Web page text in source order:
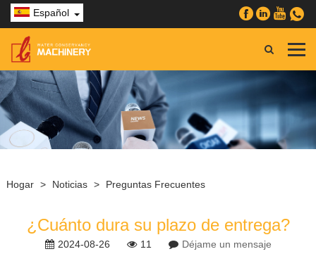
Español
Hogar > Noticias > Preguntas Frecuentes
¿Cuánto dura su plazo de entrega?
2024-08-26 11 Déjame un mensaje